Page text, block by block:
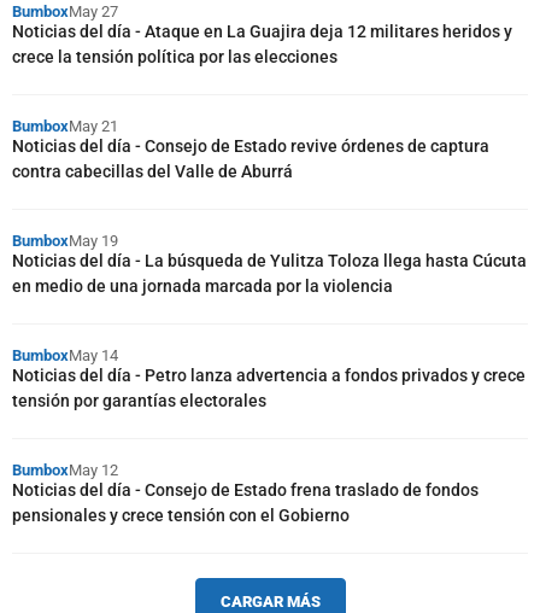
BumboxMay 27
Noticias del día - Ataque en La Guajira deja 12 militares heridos y
crece la tensión política por las elecciones
BumboxMay 21
Noticias del día - Consejo de Estado revive órdenes de captura
contra cabecillas del Valle de Aburrá
BumboxMay 19
Noticias del día - La búsqueda de Yulitza Toloza llega hasta Cúcuta
en medio de una jornada marcada por la violencia
BumboxMay 14
Noticias del día - Petro lanza advertencia a fondos privados y crece
tensión por garantías electorales
BumboxMay 12
Noticias del día - Consejo de Estado frena traslado de fondos
pensionales y crece tensión con el Gobierno
CARGAR MÁS